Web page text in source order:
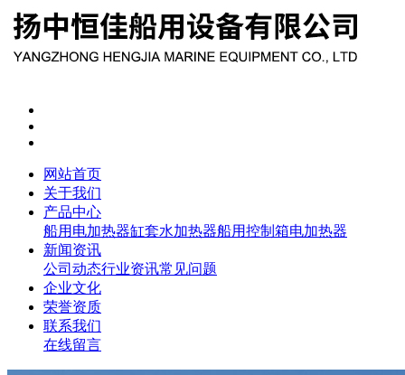
网站首页
关于我们
产品中心
船用电加热器缸套水加热器船用控制箱电加热器
新闻资讯
公司动态行业资讯常见问题
企业文化
荣誉资质
联系我们
在线留言